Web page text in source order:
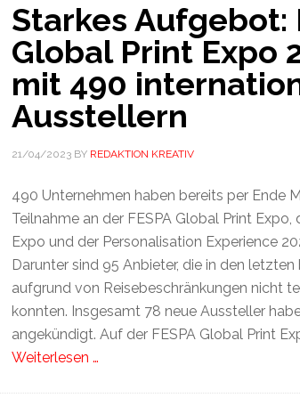
Starkes Aufgebot:
Global Print Expo
mit 490
Ausstellern
21/04/2023BY REDAKTION KREATIV
490 Unternehmen haben bereits per Ende
Teilnahme an der FESPA Global Print Expo,
Expo und der Personalisation Experience
Darunter sind 95 Anbieter, die in den letzten
aufgrund von Reisebeschränkungen nicht
konnten. Insgesamt 78 neue Aussteller
angekündigt. Auf der FESPA Global Print
Weiterlesen …